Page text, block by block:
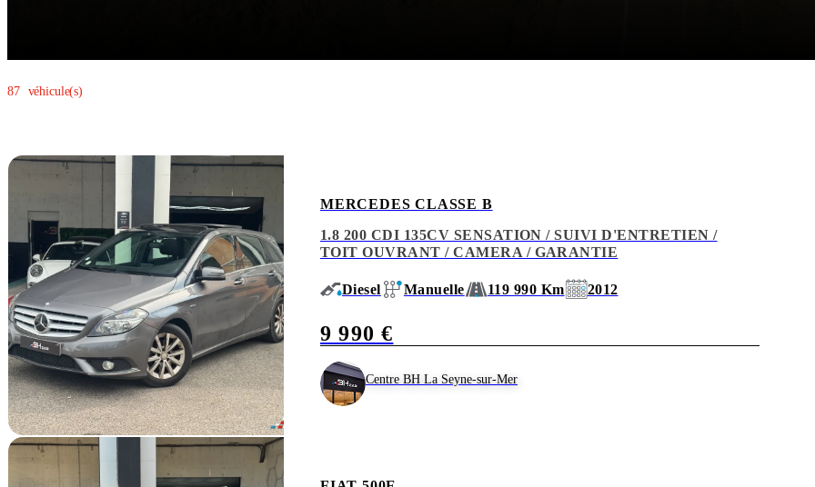
87 véhicule(s)
MERCEDES CLASSE B
1.8 200 CDI 135CV SENSATION / SUIVI D'ENTRETIEN /
TOIT OUVRANT / CAMERA / GARANTIE
Diesel Manuelle 119 990 Km 2012
9 990 €
Centre BH La Seyne-sur-Mer